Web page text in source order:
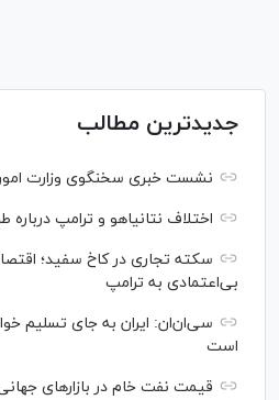
جدیدترین مطالب
نشست خبری سخنگوی وزارت
اختلاف نتانیاهو و ترامپ درباره
سکته تجاری در کاخ سفید؛
بی‌اعتمادی به ترامپ
است
قیمت نفت خام در بازارهای